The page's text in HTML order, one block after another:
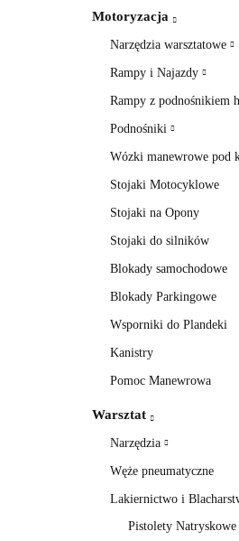
Motoryzacja
Narzędzia warsztatowe
Rampy i Najazdy
Rampy z podnośnikiem
Podnośniki
Wózki manewrowe pod
Stojaki Motocyklowe
Stojaki na Opony
Stojaki do silników
Blokady samochodowe
Blokady Parkingowe
Wsporniki do Plandeki
Kanistry
Pomoc Manewrowa
Warsztat
Narzędzia
Węże pneumatyczne
Lakiernictwo i
Pistolety Natryskowe